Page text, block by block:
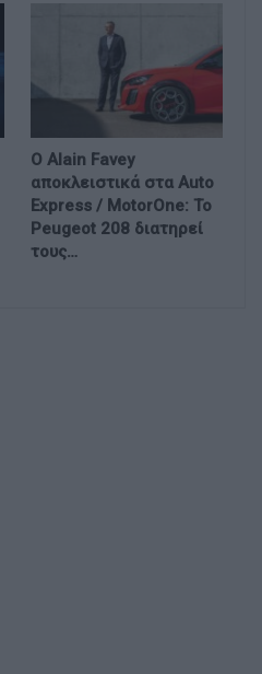
Ο Alain Favey
αποκλειστικά στα Auto
Express / MotorOne: Το
Peugeot 208 διατηρεί
τους…